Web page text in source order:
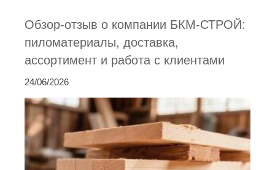
Обзор-отзыв о компании БКМ-СТРОЙ:
пиломатериалы, доставка,
ассортимент и работа с клиентами
24/06/2026